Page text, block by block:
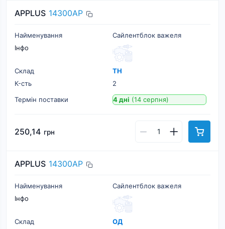
APPLUS 14300AP
Найменування
Сайлентблок важеля
Інфо
Склад
ТН
К-cть
2
Термін поставки
4 дні (14 серпня)
250,14 грн
APPLUS 14300AP
Найменування
Сайлентблок важеля
Інфо
Склад ОД